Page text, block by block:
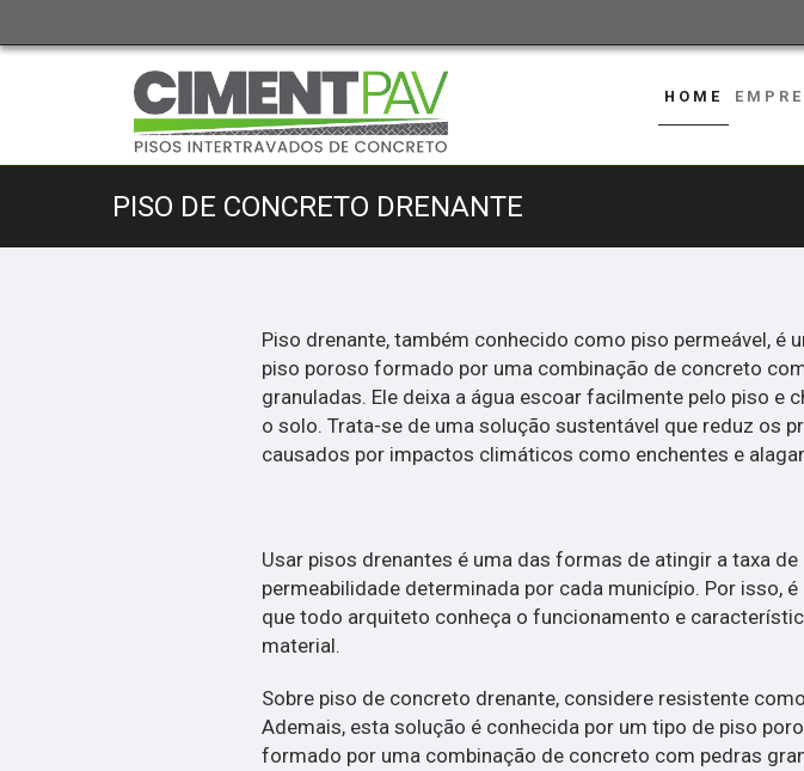
HOME
PISO DE CONCRETO DRENANTE
Piso drenante, também conhecido como piso permeável, é
piso poroso formado por uma combinação de concreto
granuladas. Ele deixa a água escoar facilmente pelo piso e
o solo. Trata-se de uma solução sustentável que reduz os
causados por impactos climáticos como enchentes e
Usar pisos drenantes é uma das formas de atingir a taxa de
permeabilidade determinada por cada município. Por isso, é
que todo arquiteto conheça o funcionamento e
material.
Sobre piso de concreto drenante, considere resistente
Ademais, esta solução é conhecida por um tipo de piso
formado por uma combinação de concreto com pedras